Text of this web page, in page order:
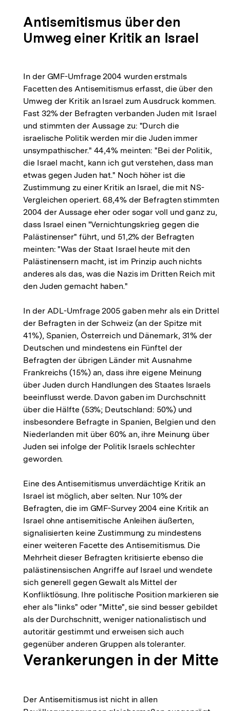
Antisemitismus über den
Umweg einer Kritik an Israel
In der GMF-Umfrage 2004 wurden erstmals
Facetten des Antisemitismus erfasst, die über den
Umweg der Kritik an Israel zum Ausdruck kommen.
Fast 32% der Befragten verbanden Juden mit Israel
und stimmten der Aussage zu: "Durch die
israelische Politik werden mir die Juden immer
unsympathischer." 44,4% meinten: "Bei der Politik,
die Israel macht, kann ich gut verstehen, dass man
etwas gegen Juden hat." Noch höher ist die
Zustimmung zu einer Kritik an Israel, die mit NS-
Vergleichen operiert. 68,4% der Befragten stimmten
2004 der Aussage eher oder sogar voll und ganz zu,
dass Israel einen "Vernichtungskrieg gegen die
Palästinenser" führt, und 51,2% der Befragten
meinten: "Was der Staat Israel heute mit den
Palästinensern macht, ist im Prinzip auch nichts
anderes als das, was die Nazis im Dritten Reich mit
den Juden gemacht haben."
In der ADL-Umfrage 2005 gaben mehr als ein Drittel
der Befragten in der Schweiz (an der Spitze mit
41%), Spanien, Österreich und Dänemark, 31% der
Deutschen und mindestens ein Fünftel der
Befragten der übrigen Länder mit Ausnahme
Frankreichs (15%) an, dass ihre eigene Meinung
über Juden durch Handlungen des Staates Israels
beeinflusst werde. Davon gaben im Durchschnitt
über die Hälfte (53%; Deutschland: 50%) und
insbesondere Befragte in Spanien, Belgien und den
Niederlanden mit über 60% an, ihre Meinung über
Juden sei infolge der Politik Israels schlechter
geworden.
Eine des Antisemitismus unverdächtige Kritik an
Israel ist möglich, aber selten. Nur 10% der
Befragten, die im GMF-Survey 2004 eine Kritik an
Israel ohne antisemitische Anleihen äußerten,
signalisierten keine Zustimmung zu mindestens
einer weiteren Facette des Antisemitismus. Die
Mehrheit dieser Befragten kritisierte ebenso die
palästinensischen Angriffe auf Israel und wendete
sich generell gegen Gewalt als Mittel der
Konfliktlösung. Ihre politische Position markieren sie
eher als "links" oder "Mitte", sie sind besser gebildet
als der Durchschnitt, weniger nationalistisch und
autoritär gestimmt und erweisen sich auch
gegenüber anderen Gruppen als toleranter.
Verankerungen in der Mitte
Der Antisemitismus ist nicht in allen